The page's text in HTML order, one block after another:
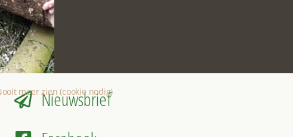
Nieuwsbrief
meer zien (cookie nodig)